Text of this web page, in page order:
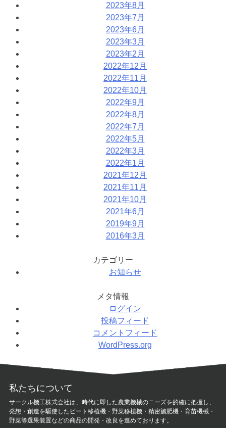
2023年8月
2023年7月
2023年6月
2023年3月
2023年2月
2022年12月
2022年11月
2022年10月
2022年9月
2022年8月
2022年7月
2022年5月
2022年3月
2022年1月
2021年12月
2021年11月
2021年10月
2021年6月
2019年9月
2016年3月
カテゴリー
お知らせ
メタ情報
ログイン
投稿フィード
コメントフィード
WordPress.org
私たちについて
サークル機工株式会社は、時代に即した農業機械のニーズを的確に把握し、
発想・創造を駆使したビート移植機・野菜移植機・精密施肥機・育苗機械・
野菜等選果装置などの商品の開発・改良を進めております。